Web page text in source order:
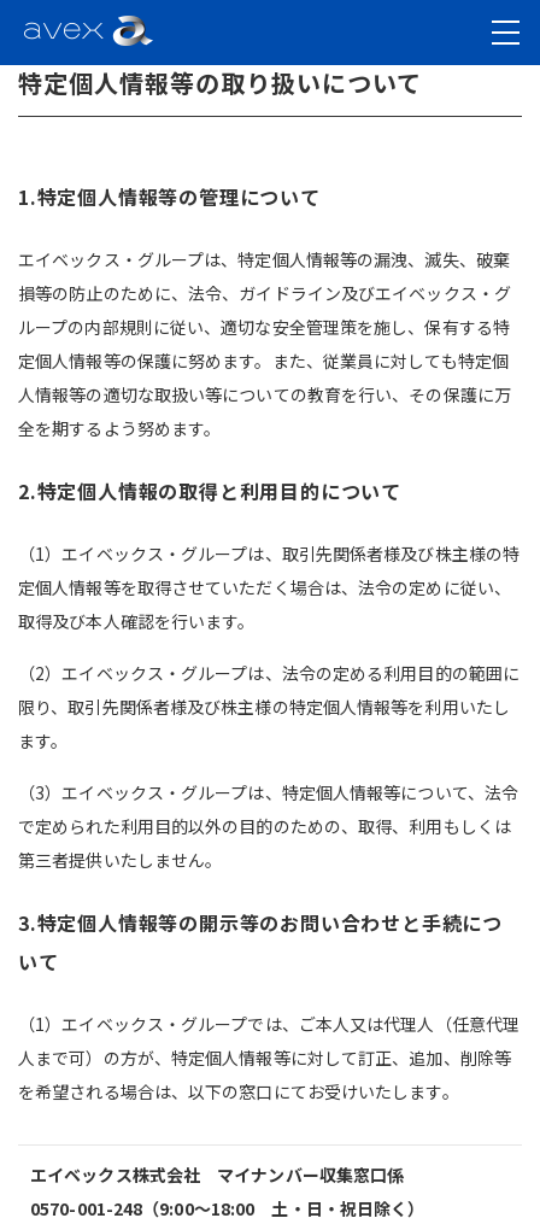
特定個人情報等の取り扱いについて
1.特定個人情報等の管理について
エイベックス・グループは、特定個人情報等の漏洩、滅失、破棄
損等の防止のために、法令、ガイドライン及びエイベックス・グ
ループの内部規則に従い、適切な安全管理策を施し、保有する特
定個人情報等の保護に努めます。また、従業員に対しても特定個
人情報等の適切な取扱い等についての教育を行い、その保護に万
全を期するよう努めます。
2.特定個人情報の取得と利用目的について
（1）エイベックス・グループは、取引先関係者様及び株主様の特
定個人情報等を取得させていただく場合は、法令の定めに従い、
取得及び本人確認を行います。
（2）エイベックス・グループは、法令の定める利用目的の範囲に
限り、取引先関係者様及び株主様の特定個人情報等を利用いたし
ます。
（3）エイベックス・グループは、特定個人情報等について、法令
で定められた利用目的以外の目的のための、取得、利用もしくは
第三者提供いたしません。
3.特定個人情報等の開示等のお問い合わせと手続につ
いて
（1）エイベックス・グループでは、ご本人又は代理人（任意代理
人まで可）の方が、特定個人情報等に対して訂正、追加、削除等
を希望される場合は、以下の窓口にてお受けいたします。
エイベックス株式会社 マイナンバー収集窓口係
0570-001-248（9:00～18:00 土・日・祝日除く）